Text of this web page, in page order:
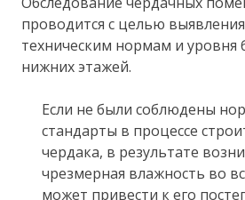
проводится с целью
техническим нормам и уровня
нижних этажей.
Если не были соблюдены
стандарты в процессе
чердака, в результате
чрезмерная влажность во
может привести к его